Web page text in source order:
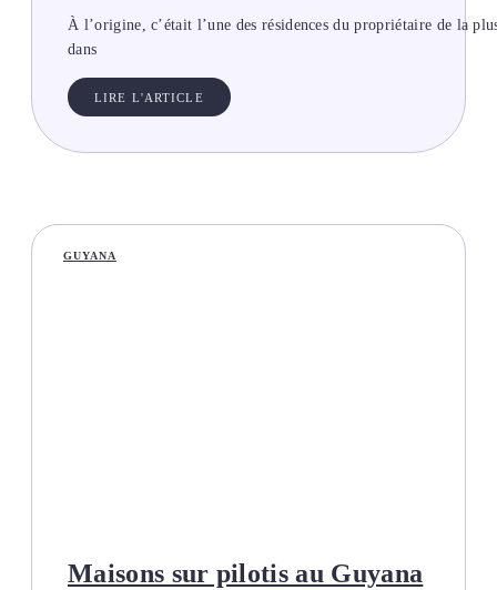
À l’origine, c’était l’une des résidences du propriétaire de la
dans
LIRE L'ARTICLE
GUYANA
Maisons sur pilotis au Guyana